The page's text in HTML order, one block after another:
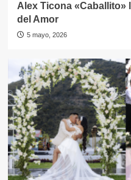
Alex Ticona «Caballito»
del Amor
5 mayo, 2026